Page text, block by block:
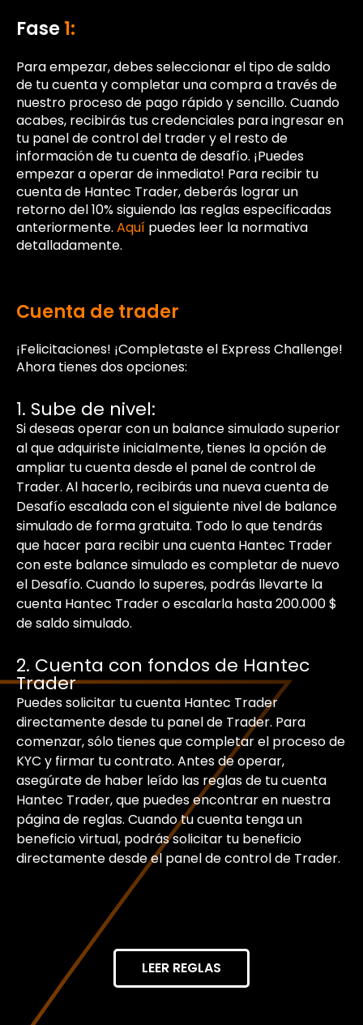
Fase1:
Para empezar, debes seleccionar el tipo de saldo
de tu cuenta y completar una compra a través de
nuestro proceso de pago rápido y sencillo. Cuando
acabes, recibirás tus credenciales para ingresar en
tu panel de control del trader y el resto de
información de tu cuenta de desafío. ¡Puedes
empezar a operar de inmediato! Para recibir tu
cuenta de Hantec Trader, deberás lograr un
retorno del 10% siguiendo las reglas especificadas
anteriormente. Aquí puedes leer la normativa
detalladamente.
Cuenta de trader
¡Felicitaciones! ¡Completaste el Express Challenge!
Ahora tienes dos opciones:
1. Sube de nivel:
Si deseas operar con un balance simulado superior
al que adquiriste inicialmente, tienes la opción de
ampliar tu cuenta desde el panel de control de
Trader. Al hacerlo, recibirás una nueva cuenta de
Desafío escalada con el siguiente nivel de balance
simulado de forma gratuita. Todo lo que tendrás
que hacer para recibir una cuenta Hantec Trader
con este balance simulado es completar de nuevo
el Desafío. Cuando lo superes, podrás llevarte la
cuenta Hantec Trader o escalarla hasta 200.000 $
de saldo simulado.
2. Cuenta con fondos de Hantec
Trader
Puedes solicitar tu cuenta Hantec Trader
directamente desde tu panel de Trader. Para
comenzar, sólo tienes que completar el proceso de
KYC y firmar tu contrato. Antes de operar,
asegúrate de haber leído las reglas de tu cuenta
Hantec Trader, que puedes encontrar en nuestra
página de reglas. Cuando tu cuenta tenga un
beneficio virtual, podrás solicitar tu beneficio
directamente desde el panel de control de Trader.
LEER REGLAS